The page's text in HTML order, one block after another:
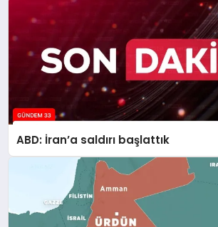
ABD: İran’a saldırı başlattık